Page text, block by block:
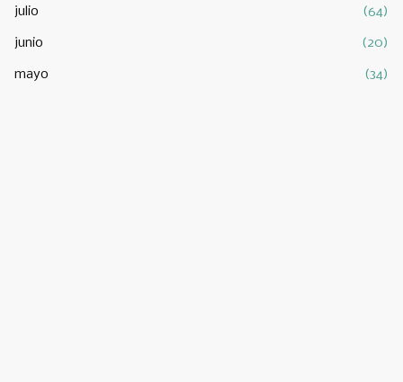
julio (64)
junio (20)
mayo (34)